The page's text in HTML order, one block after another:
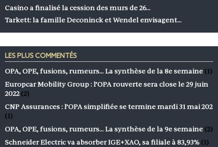
Casino a finalisé la cession des murs de 26…
Tarkett: la famille Deconinck et Wendel envisagent…
LES PLUS COMMENTÉS
OPA, OPE, fusions, rumeurs… La synthèse de la 8e semaine (1)
Europcar Mobility Group : l’OPA rouverte sera close le 29 juin
2022 (2)
CNP Assurances : l’OPA simplifiée se termine mardi 31 mai 202
(1)
OPA, OPE, fusions, rumeurs… La synthèse de la 9e semaine (2)
Schneider Electric va absorber IGE+XAO, sa filiale à 83,93% (1)